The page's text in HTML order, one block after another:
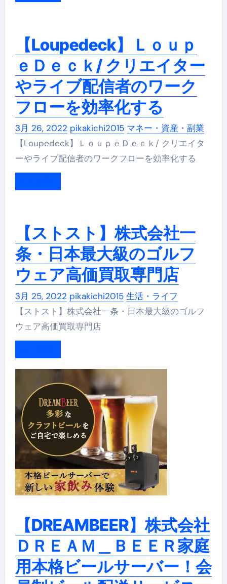
【Loupedeck】Ｌｏｕｐ
ｅＤｅｃｋ/ クリエイター
やライブ配信者のワーク
フローを効率化する
3月 26, 2022 pikakichi2015 マネー・資産・副業
【Loupedeck】ＬｏｕｐｅＤｅｃｋ/ クリエイタ
ーやライブ配信者のワークフローを効率化する
【ストスト】株式会社一
条・日本最大級のゴルフ
ウェア高価買取専門店
3月 25, 2022 pikakichi2015 生活・ライフ
【ストスト】株式会社一条・日本最大級のゴルフ
ウェア高価買取専門店
【DREAMBEER】株式会社
ＤＲＥＡＭ＿ＢＥＥＲ家庭
用本格ビールサーバー！会